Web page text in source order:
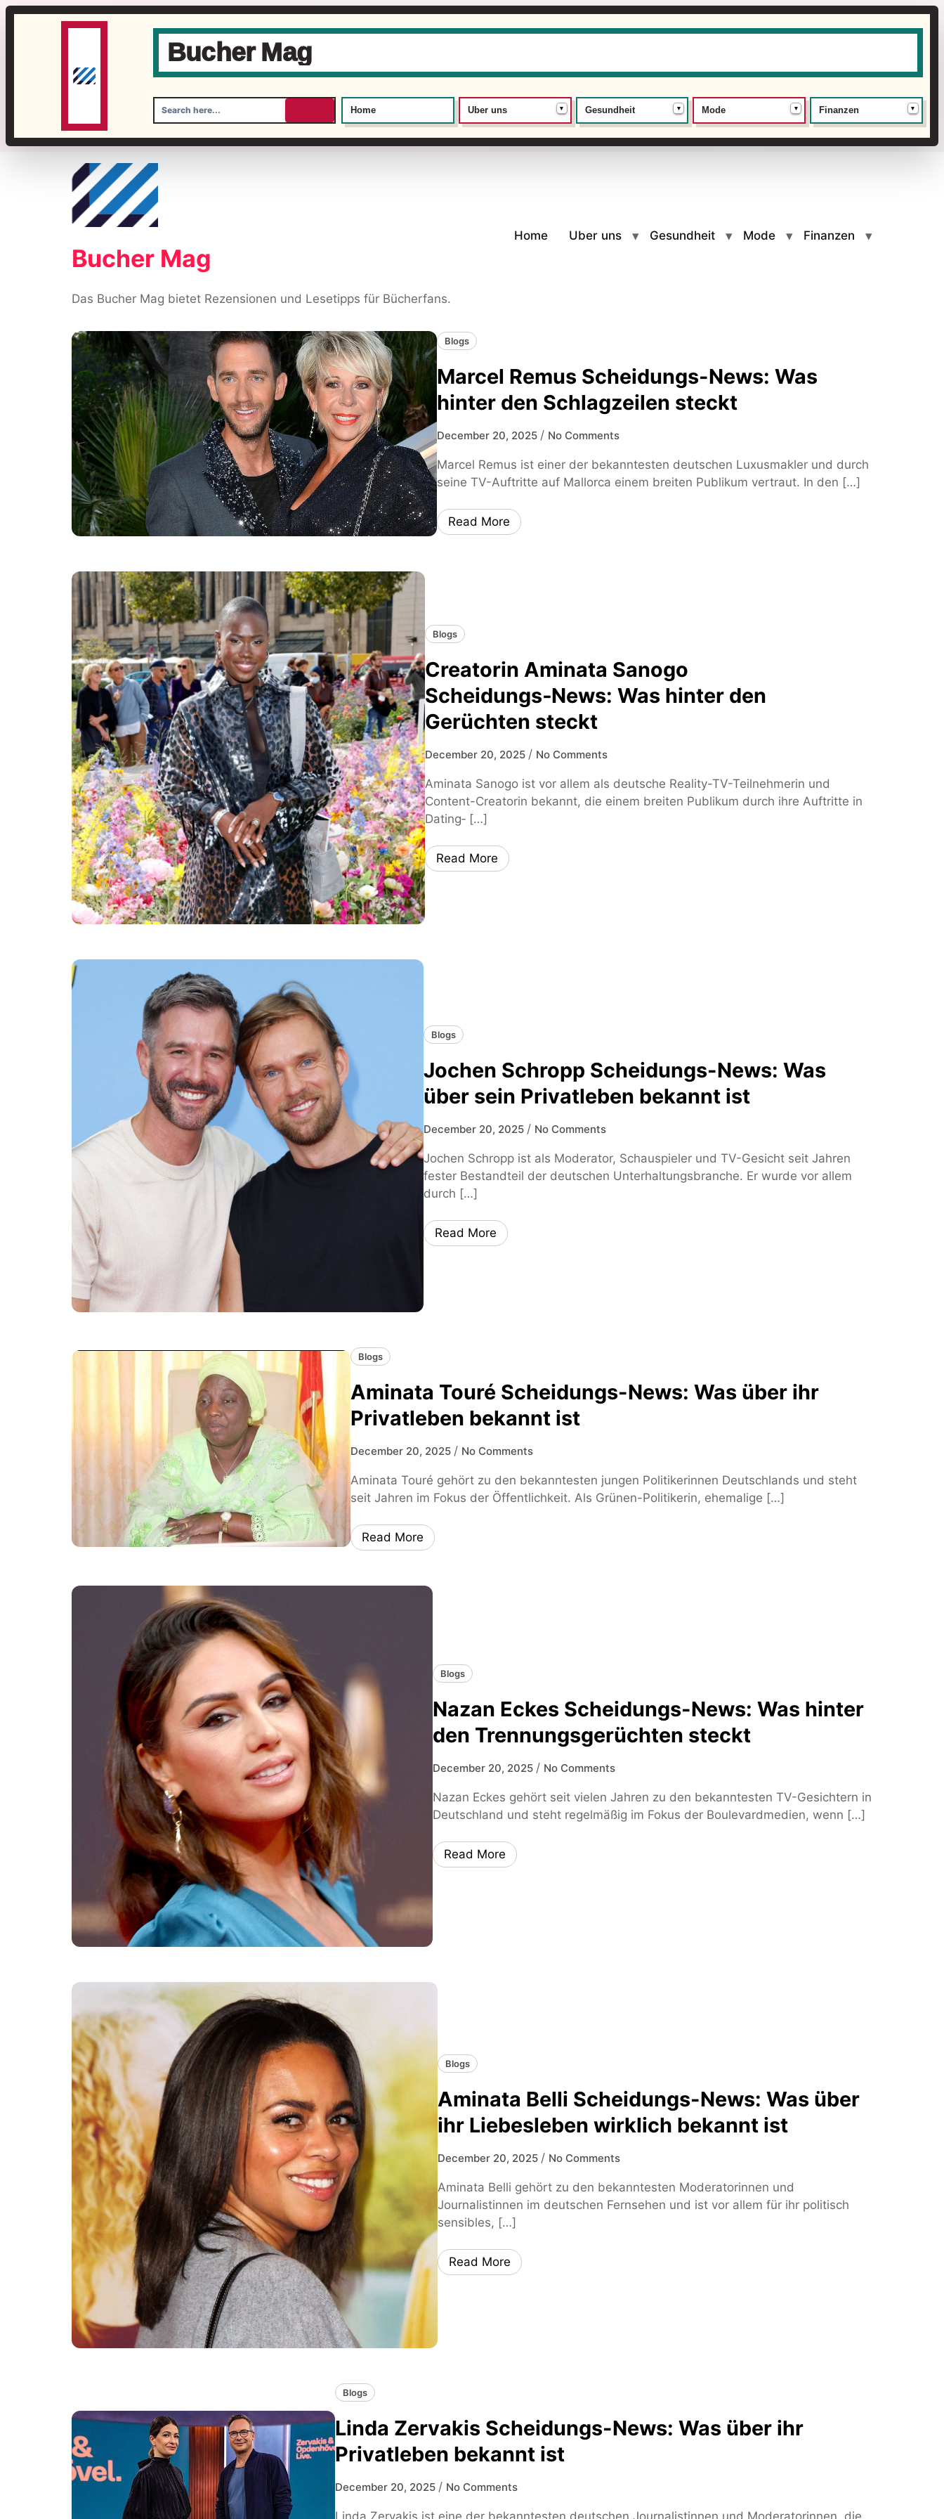
Bucher Mag
Home Uber uns ▾ Gesundheit ▾ Mode ▾ Finanzen ▾
Bucher Mag
Das Bucher Mag bietet Rezensionen und Lesetipps für Bücherfans.
Home Uber uns Gesundheit Mode Finanzen
Blogs
Marcel Remus Scheidungs-News: Was
hinter den Schlagzeilen steckt
December 20, 2025 / No Comments
Marcel Remus ist einer der bekanntesten deutschen Luxusmakler und durch
seine TV-Auftritte auf Mallorca einem breiten Publikum vertraut. In den […]
Read More
Blogs
Creatorin Aminata Sanogo
Scheidungs‑News: Was hinter den
Gerüchten steckt
December 20, 2025 / No Comments
Aminata Sanogo ist vor allem als deutsche Reality-TV-Teilnehmerin und
Content-Creatorin bekannt, die einem breiten Publikum durch ihre Auftritte in
Dating‑ […]
Read More
Blogs
Jochen Schropp Scheidungs-News: Was
über sein Privatleben bekannt ist
December 20, 2025 / No Comments
Jochen Schropp ist als Moderator, Schauspieler und TV-Gesicht seit Jahren
fester Bestandteil der deutschen Unterhaltungsbranche. Er wurde vor allem
durch […]
Read More
Blogs
Aminata Touré Scheidungs-News: Was über ihr
Privatleben bekannt ist
December 20, 2025 / No Comments
Aminata Touré gehört zu den bekanntesten jungen Politikerinnen Deutschlands und steht
seit Jahren im Fokus der Öffentlichkeit. Als Grünen-Politikerin, ehemalige […]
Read More
Blogs
Nazan Eckes Scheidungs-News: Was hinter
den Trennungsgerüchten steckt
December 20, 2025 / No Comments
Nazan Eckes gehört seit vielen Jahren zu den bekanntesten TV-Gesichtern in
Deutschland und steht regelmäßig im Fokus der Boulevardmedien, wenn […]
Read More
Blogs
Aminata Belli Scheidungs-News: Was über
ihr Liebesleben wirklich bekannt ist
December 20, 2025 / No Comments
Aminata Belli gehört zu den bekanntesten Moderatorinnen und
Journalistinnen im deutschen Fernsehen und ist vor allem für ihr politisch
sensibles, […]
Read More
Blogs
Linda Zervakis Scheidungs-News: Was über ihr
Privatleben bekannt ist
December 20, 2025 / No Comments
Linda Zervakis ist eine der bekanntesten deutschen Journalistinnen und Moderatorinnen, die